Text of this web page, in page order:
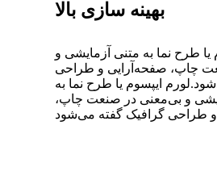
بهینه سازی بالا
یا طرح‌ نما به متنی آزمایشی و
چاپ، صفحه‌آرایی و طراحی
ایپسوم یا طرح‌ نما به
و بی‌معنی در صنعت چاپ،